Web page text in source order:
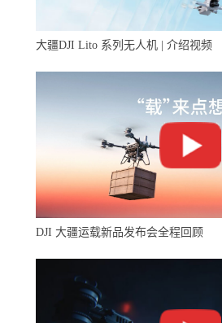
大疆DJI Lito 系列无人机 | 介绍视频
DJI 大疆运载新品发布会全程回顾